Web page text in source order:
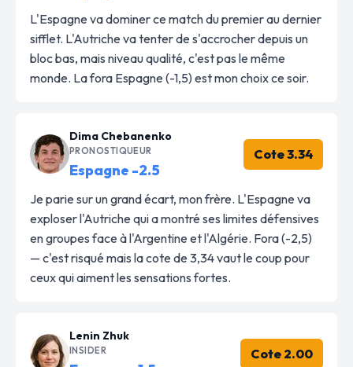
L'Espagne va dominer ce match du premier au dernier
sifflet. L'Autriche va tenter de s'accrocher depuis un
bloc bas, mais niveau qualité, c'est pas le même
monde. La fora Espagne (-1,5) est mon choix ce soir.
Dima Chebanenko
PRONOSTIQUEUR
Espagne -2.5
Cote 3.34
Je parie sur un grand écart, mon frère. L'Espagne va
exploser l'Autriche qui a montré ses limites défensives
en groupes face à l'Argentine et l'Algérie. Fora (-2,5)
— c'est risqué mais la cote de 3,34 vaut le coup pour
ceux qui aiment les sensations fortes.
Lenin Zhuk
INSIDER Cote 2.00